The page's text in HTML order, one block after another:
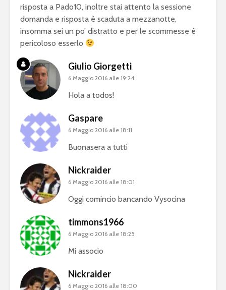
risposta a Pado10, inoltre stai attento la sessione
domanda e risposta è scaduta a mezzanotte,
insomma sei un po’ distratto e per le scommesse è
pericoloso esserlo
Giulio Giorgetti
6 Maggio 2016 alle 19:24
Hola a todos!
Gaspare
6 Maggio 2016 alle 18:11
Buonasera a tutti
Nickraider
6 Maggio 2016 alle 18:01
Oggi comincio bancando Vysocina
timmons1966
6 Maggio 2016 alle 18:25
Mi associo
Nickraider
6 Maggio 2016 alle 18:00